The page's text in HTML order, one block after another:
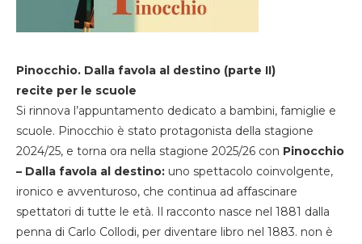
Pinocchio. Dalla favola al destino (parte II)
recite per le scuole
Si rinnova l’appuntamento dedicato a bambini, famiglie e
scuole. Pinocchio è stato protagonista della stagione
2024/25, e torna ora nella stagione 2025/26 con Pinocchio
– Dalla favola al destino: uno spettacolo coinvolgente,
ironico e avventuroso, che continua ad affascinare
spettatori di tutte le età. Il racconto nasce nel 1881 dalla
penna di Carlo Collodi, per diventare libro nel 1883. non è